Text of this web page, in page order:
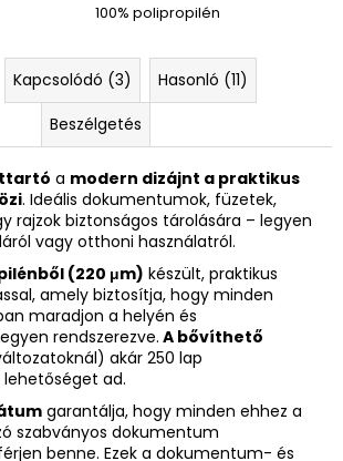
100% polipropilén
Kapcsolódó (3)
Hasonló (11)
Beszélgetés
a modern dizájnt a praktikus
. Ideális dokumentumok, füzetek,
rajzok biztonságos tárolására – legyen
vagy otthoni használatról.
(220 μm) készült, praktikus
amely biztosítja, hogy minden
maradjon a helyén és
rendszerezve. A bővíthető
akár 250 lap
ad.
garantálja, hogy minden ehhez a
szabványos dokumentum
benne. Ezek a dokumentum- és